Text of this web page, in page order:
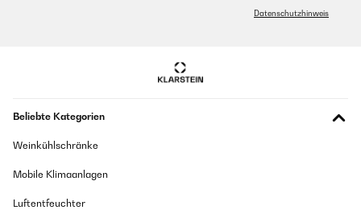
04/05/2021
GEPRÜFTE BEWERTUNG
Super Ergänzung zum Training. Der Schwierigkeitsgrad wird erhöht.
Datenschutzhinweis
Beliebte Kategorien
Weinkühlschränke
Mobile Klimaanlagen
Luftentfeuchter